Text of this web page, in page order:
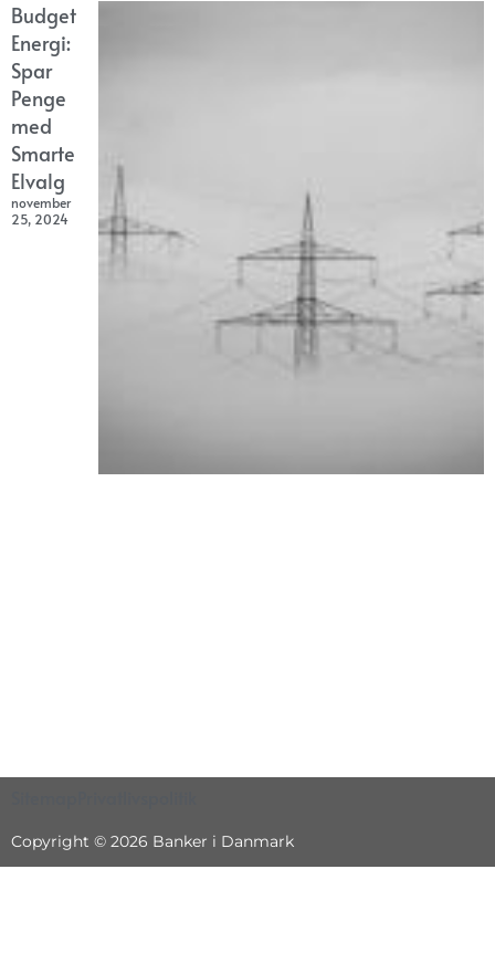
Budget
Energi:
Spar
Penge
med
Smarte
Elvalg
november
25, 2024
Copyright © 2026 Banker i Danmark